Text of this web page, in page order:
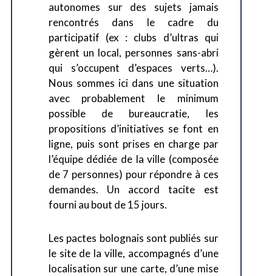
autonomes sur des sujets jamais
rencontrés dans le cadre du
participatif (ex : clubs d’ultras qui
gèrent un local, personnes sans-abri
qui s’occupent d’espaces verts…).
Nous sommes ici dans une situation
avec probablement le minimum
possible de bureaucratie, les
propositions d’initiatives se font en
ligne, puis sont prises en charge par
l’équipe dédiée de la ville (composée
de 7 personnes) pour répondre à ces
demandes. Un accord tacite est
fourni au bout de 15 jours.
Les pactes bolognais sont publiés sur
le site de la ville, accompagnés d’une
localisation sur une carte, d’une mise